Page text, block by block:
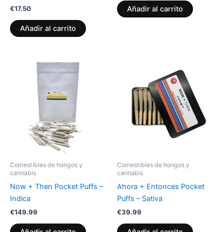
€17.50
Añadir al carrito
Añadir al carrito
Comestibles de hongos y
cannabis
Now + Then Pocket Puffs –
Indica
€149.99
Comestibles de hongos y
cannabis
Ahora + Entonces Pocket
Puffs – Sativa
€39.99